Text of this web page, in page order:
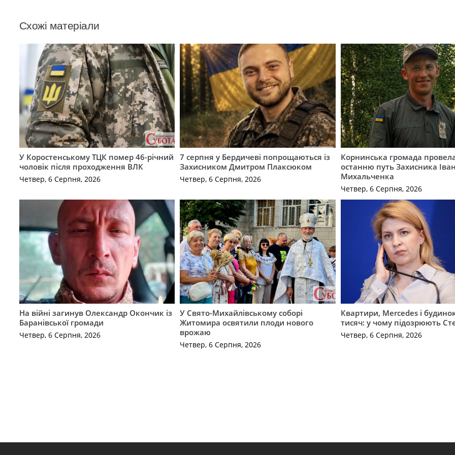
Схожі матеріали
У Коростенському ТЦК помер 46-річний
чоловік після проходження ВЛК
Четвер, 6 Серпня, 2026
7 серпня у Бердичеві попрощаються із
Захисником Дмитром Плаксюком
Четвер, 6 Серпня, 2026
Корнинська громада
останню путь Захисника
Михальченка
Четвер, 6 Серпня, 2026
На війні загинув Олександр Окончик із
Баранівської громади
Четвер, 6 Серпня, 2026
У Свято-Михайлівському соборі
Житомира освятили плоди нового
врожаю
Четвер, 6 Серпня, 2026
Квартири, Mercedes і
тисяч: у чому підозрюють
Четвер, 6 Серпня, 2026